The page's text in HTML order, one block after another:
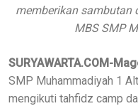
memberikan sambutan
MBS SMP
SURYAWARTA.COM-
SMP Muhammadiyah 1
mengikuti tahfidz camp